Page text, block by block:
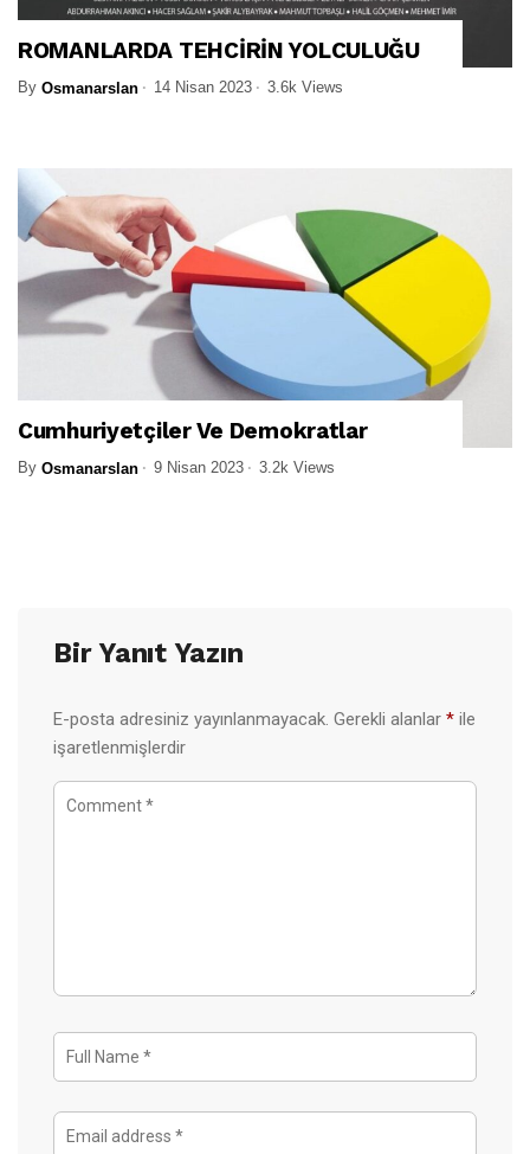
ROMANLARDA TEHCİRİN YOLCULUĞU
By Osmanarslan 14 Nisan 2023 3.6k Views
Cumhuriyetçiler Ve Demokratlar
By Osmanarslan 9 Nisan 2023 3.2k Views
Bir Yanıt Yazın
E-posta adresiniz yayınlanmayacak. Gerekli alanlar * ile
işaretlenmişlerdir